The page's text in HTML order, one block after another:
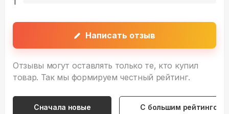
Написать отзыв
Отзывы могут оставлять только те, кто купил
товар. Так мы формируем честный рейтинг.
Сначала новые С большим рейтингом